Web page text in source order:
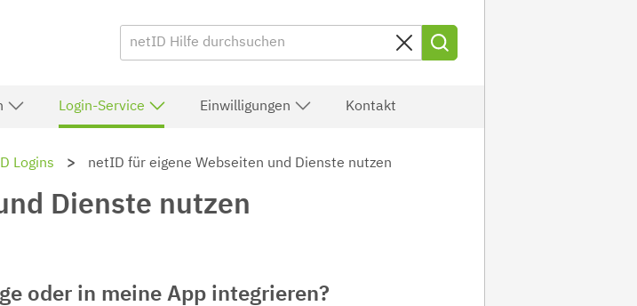
Login-Service Einwilligungen Kontakt
Logins netID für eigene Webseiten und Dienste nutzen
Dienste nutzen
oder in meine App integrieren?